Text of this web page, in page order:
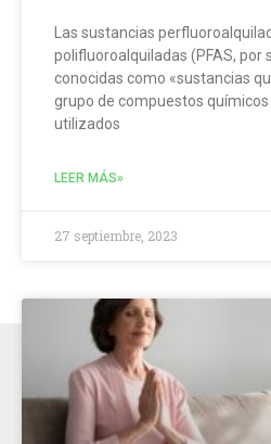
Las sustancias
polifluoroalquiladas (PFAS, por
conocidas como «sustancias
grupo de compuestos
utilizados
LEER MÁS»
27 septiembre, 2023